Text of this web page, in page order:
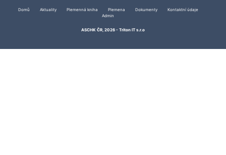
Domů Aktuality Plemenná kniha Plemena Dokumenty
Kontaktní údaje
Admin
ASCHK ČR, 2026 - Triton IT s.r.o